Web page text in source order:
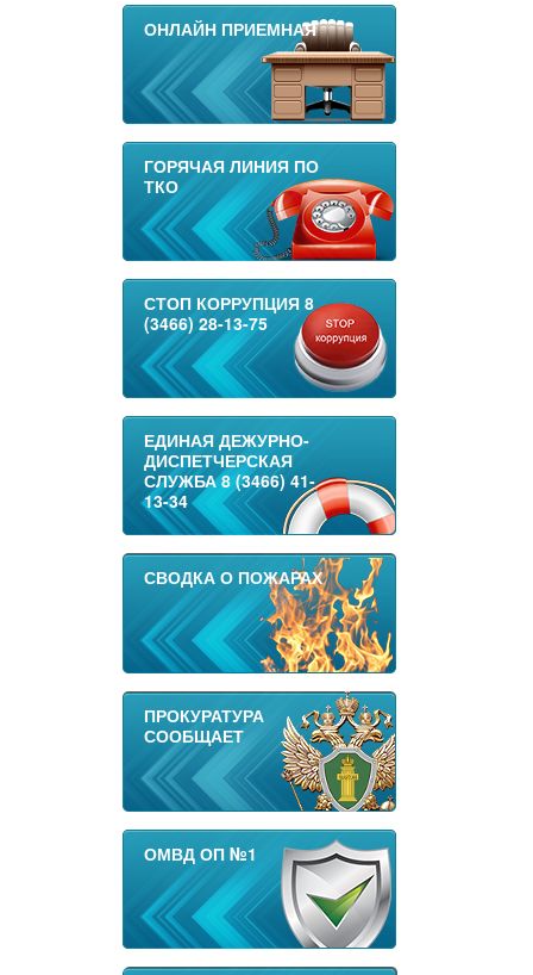
ОНЛАЙН ПРИЕМНАЯ
ГОРЯЧАЯ ЛИНИЯ ПО
ТКО
СТОП КОРРУПЦИЯ 8
(3466) 28-13-75
ЕДИНАЯ ДЕЖУРНО-
ДИСПЕТЧЕРСКАЯ
СЛУЖБА 8 (3466) 41-
13-34
СВОДКА О ПОЖАРАХ
ПРОКУРАТУРА
СООБЩАЕТ
ОМВД ОП №1